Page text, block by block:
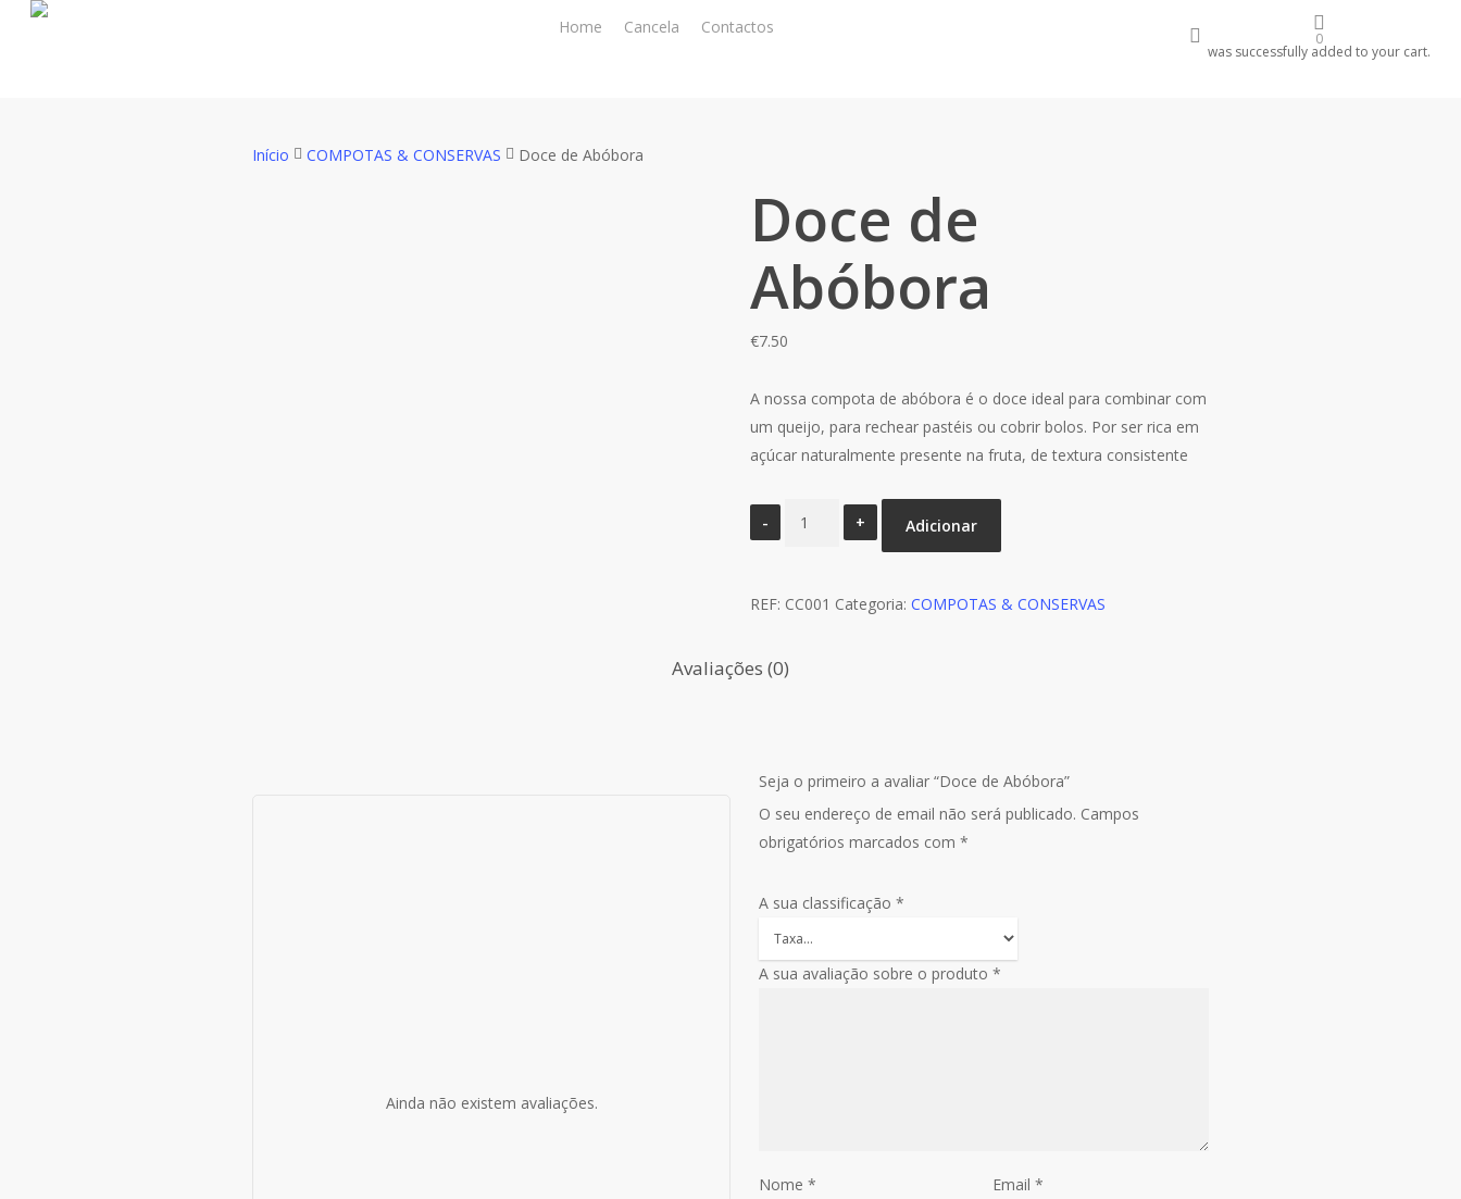
Home Cancela Contactos
0
was successfully added to your cart.
Início COMPOTAS & CONSERVAS Doce de Abóbora
Doce de
Abóbora
€7.50
A nossa compota de abóbora é o doce ideal para combinar com
um queijo, para rechear pastéis ou cobrir bolos. Por ser rica em
açúcar naturalmente presente na fruta, de textura consistente
Quantidade
de
Adicionar
REF: CC001 Categoria: COMPOTAS & CONSERVAS
Avaliações (0)
Ainda não existem avaliações.
Seja o primeiro a avaliar “Doce de Abóbora”
O seu endereço de email não será publicado. Campos
obrigatórios marcados com*
A sua classificação*
A sua avaliação sobre o produto*
Nome* Email*